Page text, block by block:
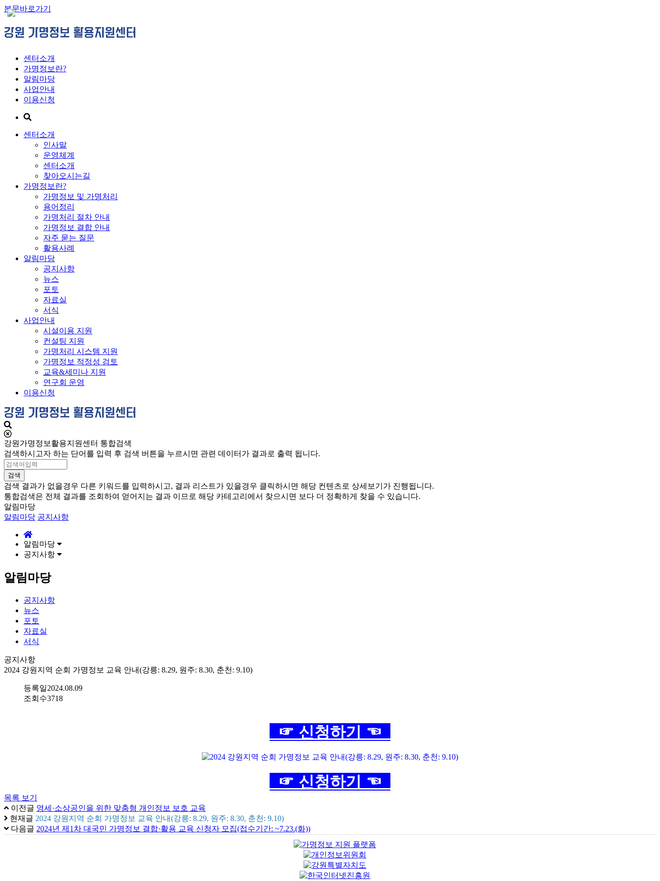
본문바로가기
센터소개
가명정보란?
알림마당
사업안내
이용신청
센터소개
인사말
운영체계
센터소개
찾아오시는길
가명정보란?
가명정보 및 가명처리
용어정리
가명처리 절차 안내
가명정보 결합 안내
자주 묻는 질문
활용사례
알림마당
공지사항
뉴스
포토
자료실
서식
사업안내
시설이용 지원
컨설팅 지원
가명처리 시스템 지원
가명정보 적정성 검토
교육&세미나 지원
연구회 운영
이용신청
강원가명정보활용지원센터 통합검색
검색하시고자 하는 단어를 입력 후 검색 버튼을 누르시면 관련 데이터가 결과로 출력 됩니다.
검색 결과가 없을경우 다른 키워드를 입력하시고, 결과 리스트가 있을경우 클릭하시면 해당 컨텐츠로 상세보기가 진행됩니다.
통합검색은 전체 결과를 조회하여 얻어지는 결과 이므로 해당 카테고리에서 찾으시면 보다 더 정확하게 찾을 수 있습니다.
알림마당
알림마당 공지사항
알림마당
공지사항
알림마당
공지사항
뉴스
포토
자료실
서식
공지사항
2024 강원지역 순회 가명정보 교육 안내(강릉: 8.29, 원주: 8.30, 춘천: 9.10)
등록일2024.08.09
조회수3718
☞ 신청하기 ☜
☞ 신청하기 ☜
목록 보기
이전글 영세·소상공인을 위한 맞춤형 개인정보 보호 교육
현재글 2024 강원지역 순회 가명정보 교육 안내(강릉: 8.29, 원주: 8.30, 춘천: 9.10)
다음글 2024년 제1차 대국민 가명정보 결합·활용 교육 신청자 모집(접수기간: ~7.23.(화))